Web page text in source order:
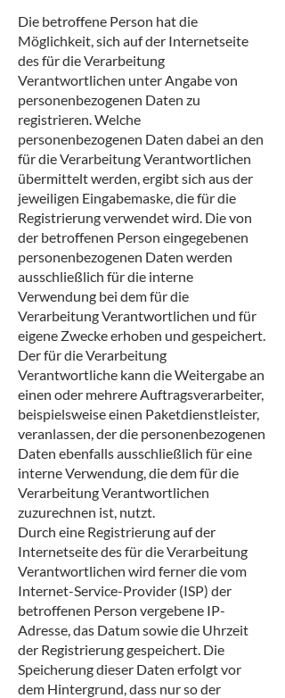
Die betroffene Person hat die
Möglichkeit, sich auf der Internetseite
des für die Verarbeitung
Verantwortlichen unter Angabe von
personenbezogenen Daten zu
registrieren. Welche
personenbezogenen Daten dabei an den
für die Verarbeitung Verantwortlichen
übermittelt werden, ergibt sich aus der
jeweiligen Eingabemaske, die für die
Registrierung verwendet wird. Die von
der betroffenen Person eingegebenen
personenbezogenen Daten werden
ausschließlich für die interne
Verwendung bei dem für die
Verarbeitung Verantwortlichen und für
eigene Zwecke erhoben und gespeichert.
Der für die Verarbeitung
Verantwortliche kann die Weitergabe an
einen oder mehrere Auftragsverarbeiter,
beispielsweise einen Paketdienstleister,
veranlassen, der die personenbezogenen
Daten ebenfalls ausschließlich für eine
interne Verwendung, die dem für die
Verarbeitung Verantwortlichen
zuzurechnen ist, nutzt.
Durch eine Registrierung auf der
Internetseite des für die Verarbeitung
Verantwortlichen wird ferner die vom
Internet-Service-Provider (ISP) der
betroffenen Person vergebene IP-
Adresse, das Datum sowie die Uhrzeit
der Registrierung gespeichert. Die
Speicherung dieser Daten erfolgt vor
dem Hintergrund, dass nur so der